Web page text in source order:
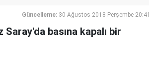
Güncelleme: 30 Ağustos 2018 Perşembe 20:41
basına kapalı bir